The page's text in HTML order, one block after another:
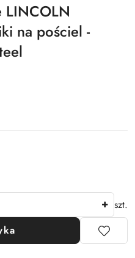
LINCOLN
na pościel -
szt.